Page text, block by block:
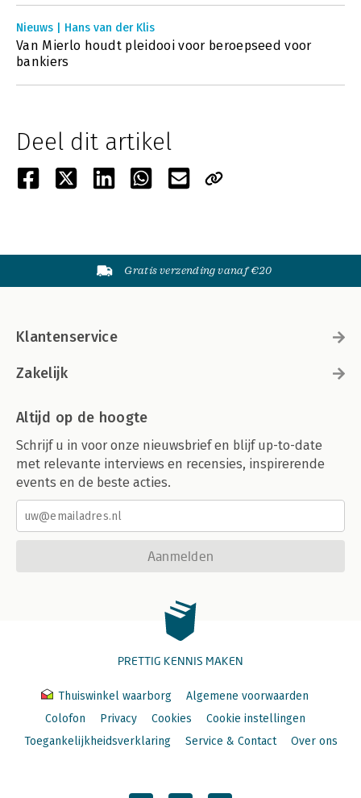
Nieuws | Hans van der Klis
Van Mierlo houdt pleidooi voor beroepseed voor
bankiers
Deel dit artikel
Gratis verzending vanaf €20
Klantenservice
Zakelijk
Altijd op de hoogte
Schrijf u in voor onze nieuwsbrief en blijf up-to-date
met relevante interviews en recensies, inspirerende
events en de beste acties.
Aanmelden
PRETTIG KENNIS MAKEN
Thuiswinkel waarborg
Algemene voorwaarden
Colofon
Privacy Cookies
Cookie instellingen
Toegankelijkheidsverklaring
Service & Contact Over ons